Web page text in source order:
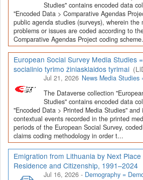
šia talpykla, surasti ir parsisiųsti
susipažinti suLiDA Dataverse talpyklos
Depozitoriai, kurie norėtų deponuoti savo
Dataverse talpyklą, turėtų susipažinti su
puslapyje.
Studies" contains encoded data
"Encoded Data > Comparative Agendas
public agenda studies (surveys), wherein the
problems or issues are coded according to
Comparative Agendas Project coding
European Social Survey Media Studies
socialinio tyrimo žiniasklaidos tyrimai
Jul 21, 2026 News Media Studies
The Dataverse collection
Studies" contains encoded data
"Encoded Data > Printed Media Studies"
contextual events recorded in the printed
periods of the European Social Survey,
claims coding methodology in order t...
Emigration from Lithuania by Next
Residence and Citizenship, 1991–2024
Jul 16, 2026 - Demography =